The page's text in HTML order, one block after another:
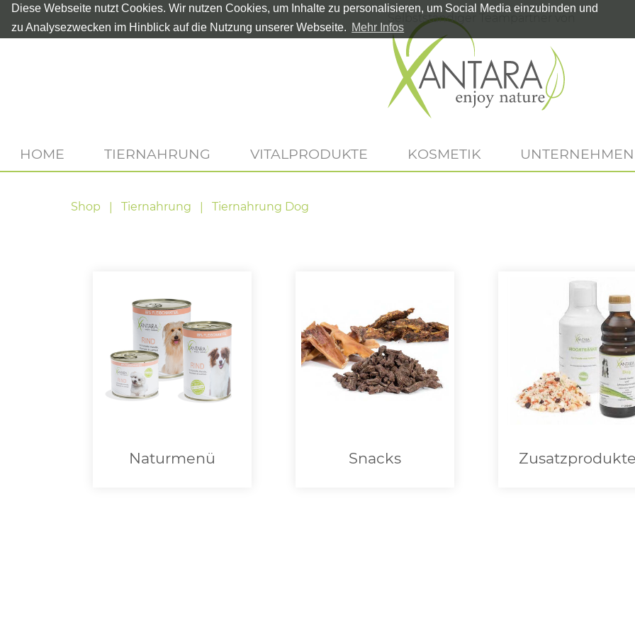
Diese Webseite nutzt Cookies. Wir nutzen Cookies, um Inhalte zu personalisieren, um Social Media einzubinden und
zu Analysezwecken im Hinblick auf die Nutzung unserer Webseite. Mehr Infos
Selbstständiger Teampartner von
HOME TIERNAHRUNG VITALPRODUKTE KOSMETIK UNTERNEHMEN
Shop Tiernahrung Tiernahrung Dog
Naturmenü Snacks